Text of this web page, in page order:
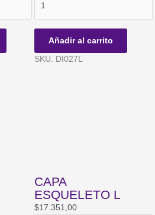
cantidad
Añadir al carrito
SKU: DI027L
CAPA
ESQUELETO L
$17.351,00